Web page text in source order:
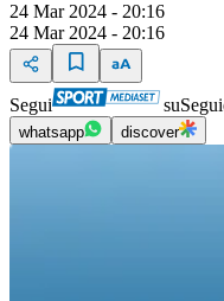
24 Mar 2024 - 20:16
24 Mar 2024 - 20:16
Segui su
whatsapp discover